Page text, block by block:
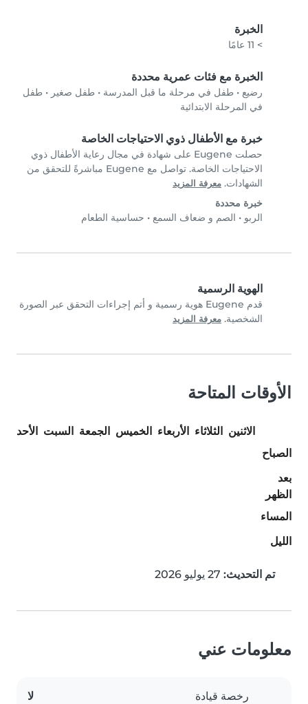
الخبرة
> 11 عامًا
الخبرة مع فئات عمرية محددة
رضيع • طفل في مرحلة ما قبل المدرسة • طفل صغير • طفل
في المرحلة الابتدائية
خبرة مع الأطفال ذوي الاحتياجات الخاصة
حصلت Eugene على شهادة في مجال رعاية الأطفال ذوي
الاحتياجات الخاصة. تواصل مع Eugene مباشرةً للتحقق من
الشهادات. معرفة المزيد
خبرة محددة
الربو • الصم و ضعاف السمع • حساسية الطعام
الهوية الرسمية
قدم Eugene هوية رسمية و أتم إجراءات التحقق عبر الصورة
الشخصية. معرفة المزيد
الأوقات المتاحة
الاثنين الثلاثاء الأربعاء الخميس الجمعة السبت
الأحد
الصباح
بعد
الظهر
المساء
الليل
تم التحديث:
معلومات عني
رخصة قيادة لا